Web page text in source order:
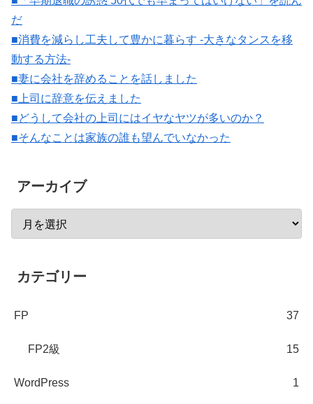
だ
■消費を減らし工夫して豊かに暮らす -大きなタンスを移
動する方法-
■妻に会社を辞めることを話しました
■上司に辞意を伝えました
■どうして会社の上司にはイヤなヤツが多いのか？
■そんなことは家族の誰も望んでいなかった
アーカイブ
カテゴリー
FP 37
FP2級 15
WordPress 1